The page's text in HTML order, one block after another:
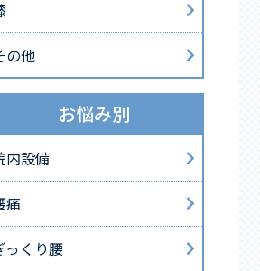
の他
お悩み別
内設備
痛
っくり腰